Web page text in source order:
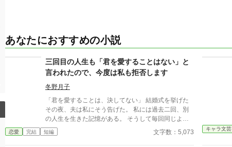
あなたにおすすめの小説
三回目の人生も「君を愛することはない」と
言われたので、今度は私も拒否します
冬野月子
「君を愛することは、決してない」 結婚式を挙げた
その夜、夫は私にそう告げた。 私には過去二回、別
の人生を生きた記憶がある。 そうして毎回同じよう
に言われてきた。 逃げた一回目、我慢した二回目。
いずれも上手くいかなかった。 だから今回は。
恋愛 完結 短編 文字数：5,073 キャラ文芸